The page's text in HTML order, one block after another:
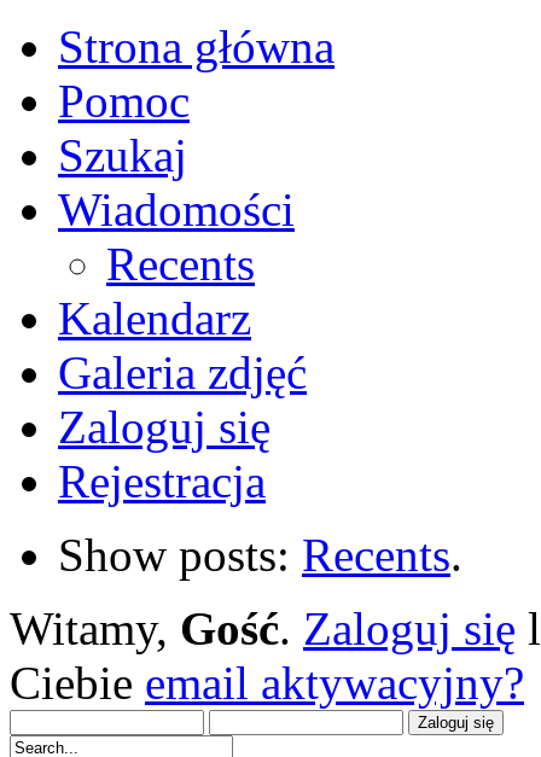
Strona główna
Pomoc
Szukaj
Wiadomości
Recents
Kalendarz
Galeria zdjęć
Zaloguj się
Rejestracja
Show posts: Recents.
Witamy, Gość. Zaloguj się
Ciebie email aktywacyjny?